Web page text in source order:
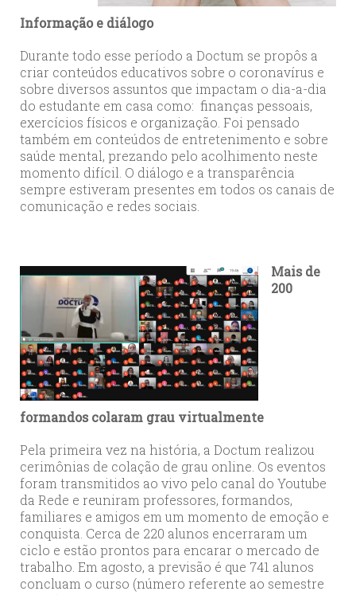
Informação e diálogo
Durante todo esse período a Doctum se propôs a
criar conteúdos educativos sobre o coronavírus e
sobre diversos assuntos que impactam o dia-a-dia
do estudante em casa como: finanças pessoais,
exercícios físicos e organização. Foi pensado
também em conteúdos de entretenimento e sobre
saúde mental, prezando pelo acolhimento neste
momento difícil. O diálogo e a transparência
sempre estiveram presentes em todos os canais de
comunicação e redes sociais.
Mais de
200
formandos colaram grau virtualmente
Pela primeira vez na história, a Doctum realizou
cerimônias de colação de grau online. Os eventos
foram transmitidos ao vivo pelo canal do Youtube
da Rede e reuniram professores, formandos,
familiares e amigos em um momento de emoção e
conquista. Cerca de 220 alunos encerraram um
ciclo e estão prontos para encarar o mercado de
trabalho. Em agosto, a previsão é que 741 alunos
concluam o curso (número referente ao semestre